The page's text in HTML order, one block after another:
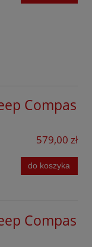
Compas
579,00 zł
do koszyka
Compas